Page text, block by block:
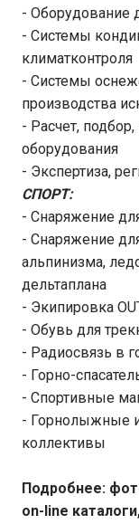
- Оборудование
- Системы
климатконтроля
- Системы
производства
- Расчет,
оборудования
- Экспертиза,
СПОРТ:
- Снаряжение
- Снаряжение
альпинизма,
дельтаплана
- Экипировка
- Обувь для
- Радиосвязь в
- Горно-
- Cпортивные
- Горнолыжные
коллективы
Подробнее:
on-line